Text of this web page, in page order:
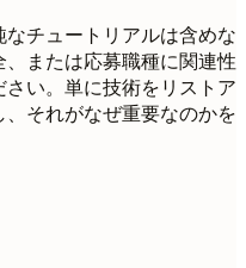
チュートリアルは含めな
または応募職種に関連性
い。単に技術をリストア
それがなぜ重要なのかを